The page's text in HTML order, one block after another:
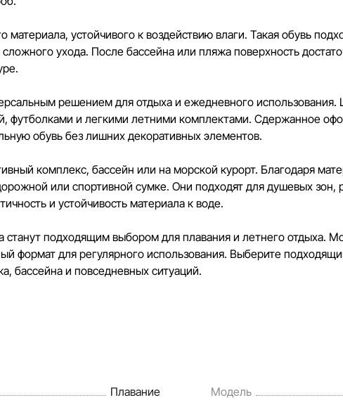
своевременно выявлять и
разумные сроки.
устойчивого к воздействию влаги. Такая обувь
ухода. После бассейна или пляжа поверхность
решением для отдыха и ежедневного
футболками и легкими летними комплектами. Сдержанное
обувь без лишних декоративных элементов.
комплекс, бассейн или на морской курорт. Благодаря
или спортивной сумке. Они подходят для душевых зон,
и устойчивость материала к воде.
подходящим выбором для плавания и летнего отдыха.
формат для регулярного использования. Выберите
бассейна и повседневных ситуаций.
Плавание Модель